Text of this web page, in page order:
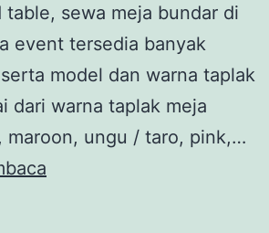
sewa meja bundar di
event tersedia banyak
model dan warna taplak
dari warna taplak meja
maroon, ungu / taro, pink,…